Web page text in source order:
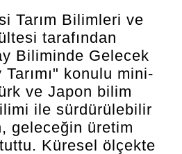
Tarım Bilimleri ve
tarafından
Biliminde Gelecek
konulu mini-
ve Japon bilim
ile sürdürülebilir
geleceğin üretim
Küresel ölçekte